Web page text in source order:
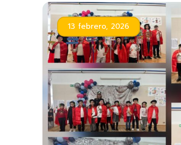
13 febrero, 2026